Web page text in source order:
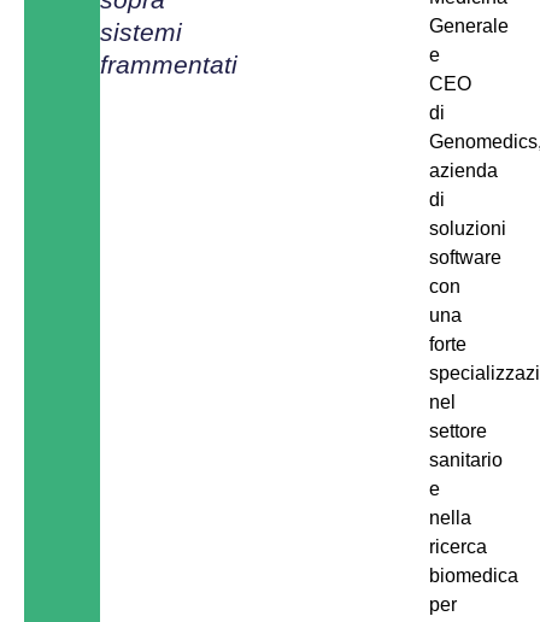
sistemi
frammentati
Generale
e
CEO
di
azienda
di
soluzioni
software
con
una
forte
nel
settore
sanitario
e
nella
ricerca
biomedica
per